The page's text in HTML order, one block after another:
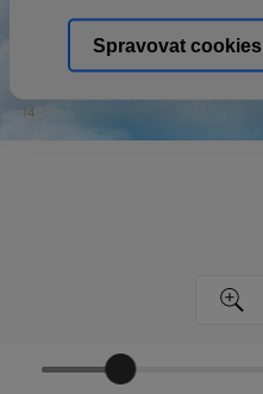
Spravovat cookies